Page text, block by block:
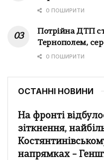
0 ПОШИРИТИ
Потрійна ДТП
Тернополем,
0 ПОШИРИТИ
ОСТАННІ НОВИНИ
На фронті
зіткнення,
напрямках –